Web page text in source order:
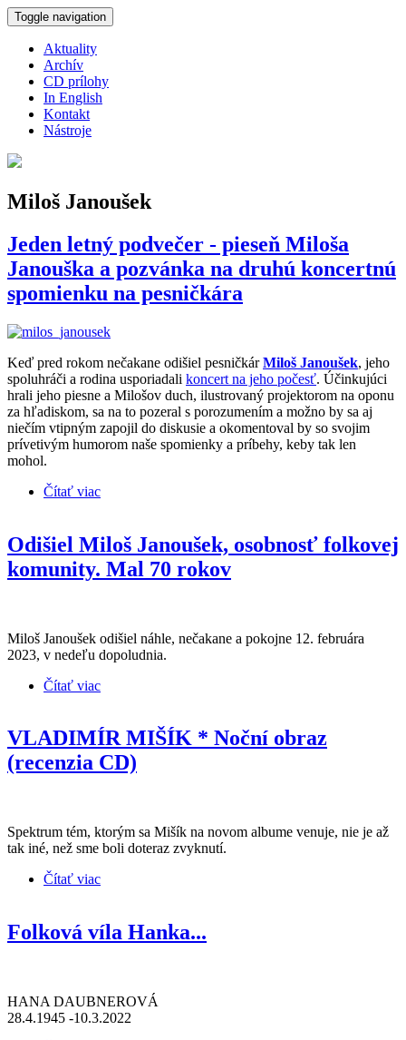
Skočiť na hlavný obsah
Toggle navigation
Aktuality
Archív
CD prílohy
In English
Kontakt
Nástroje
Miloš Janoušek
Jeden letný podvečer - pieseň Miloša
Janouška a pozvánka na druhú koncertnú
spomienku na pesničkára
Keď pred rokom nečakane odišiel pesničkárMiloš Janoušek, jeho
spoluhráči a rodina usporiadali koncert na jeho počesť. Účinkujúci
hrali jeho piesne a Milošov duch, ilustrovaný projektorom na oponu
za hľadiskom, sa na to pozeral s porozumením a možno by sa aj
niečím vtipným zapojil do diskusie a okomentoval by so svojim
prívetivým humorom naše spomienky a príbehy, keby tak len
mohol.
Čítať viac
Odišiel Miloš Janoušek, osobnosť folkovej
komunity. Mal 70 rokov
Miloš Janoušek odišiel náhle, nečakane a pokojne 12. februára
2023, v nedeľu dopoludnia.
Čítať viac
VLADIMÍR MIŠÍK * Noční obraz
(recenzia CD)
Spektrum tém, ktorým sa Mišík na novom albume venuje, nie je až
tak iné, než sme boli doteraz zvyknutí.
Čítať viac
Folková víla Hanka...
HANA DAUBNEROVÁ
28.4.1945 -10.3.2022